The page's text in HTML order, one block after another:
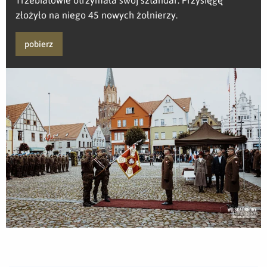
złożyło na niego 45 nowych żołnierzy.
pobierz